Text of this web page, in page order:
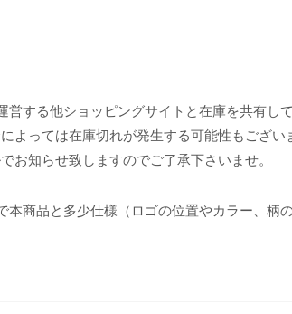
する他ショッピングサイトと在庫を共有し
よっては在庫切れが発生する可能性もござい
お知らせ致しますのでご了承下さいませ。
商品と多少仕様（ロゴの位置やカラー、柄